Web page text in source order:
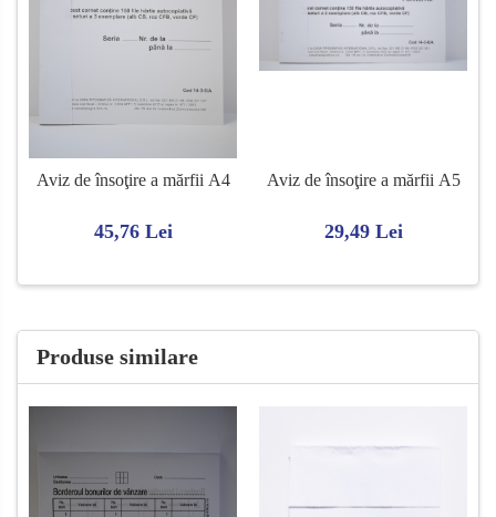
Aviz de însoţire a mărfii A4
45,76 Lei
Aviz de însoţire a mărfii A5
29,49 Lei
Produse similare